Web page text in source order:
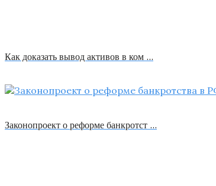
Как доказать вывод активов в ком …
Законопроект о реформе банкротст …